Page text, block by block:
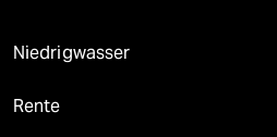
Niedrigwasser
Rente